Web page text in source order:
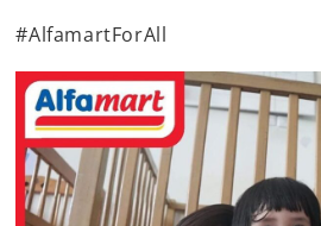
#AlfamartForAll